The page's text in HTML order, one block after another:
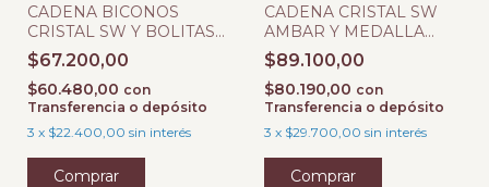
CADENA BICONOS
CRISTAL SW Y BOLITAS
PLATA 925
$67.200,00
$60.480,00 con
Transferencia o depósito
3 x $22.400,00 sin interés
Comprar
CADENA CRISTAL SW
AMBAR Y MEDALLA
PLATA 925
$89.100,00
$80.190,00 con
Transferencia o depósito
3 x $29.700,00 sin interés
Comprar